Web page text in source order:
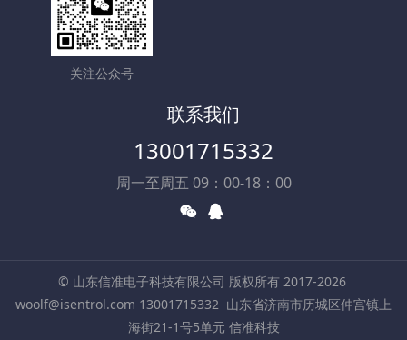
关注公众号
联系我们
13001715332
周一至周五 09：00-18：00
© 山东信准电子科技有限公司 版权所有 2017-2026
woolf@isentrol.com 13001715332 山东省济南市历城区仲宫镇上
海街21-1号5单元 信准科技